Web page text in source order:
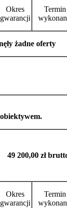
Okres
gwarancji
Termin
żadne oferty
49 200,00 zł
Okres
gwarancji
Termin